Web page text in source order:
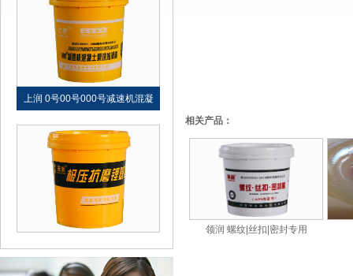
旺润经典 极压抗磨锂基脂
相关产品：
领润 螺纹|丝扣|密封专用